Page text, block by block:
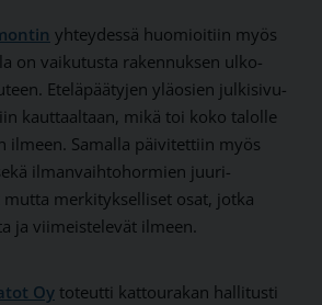
yhteydessä huomioitiin myös
on vaikutusta rakennuksen ulko­
Etelä­päätyjen ylä­osien julki­sivu­
kauttaaltaan, mikä toi koko talolle
ilmeen. Samalla päivitettiin myös
ilman­vaihto­hormien juuri­
merkitykselliset osat, jotka
ja viimeistelevät ilmeen.
Oy toteutti kattourakan hallitusti